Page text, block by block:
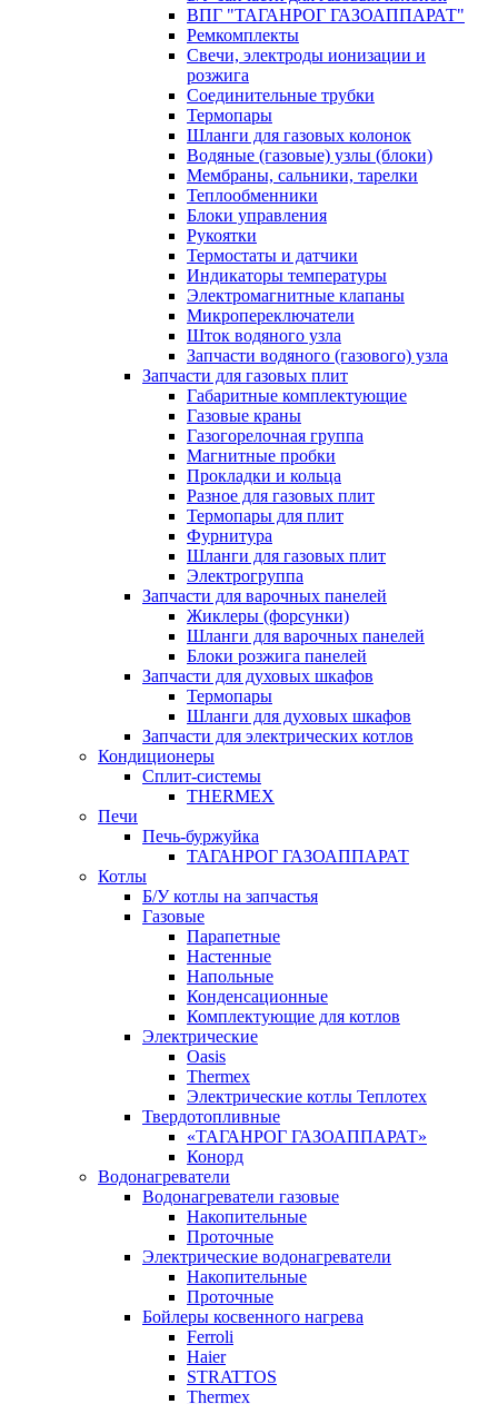
ВПГ "ТАГАНРОГ ГАЗОАППАРАТ"
Ремкомплекты
Свечи, электроды ионизации и
розжига
Соединительные трубки
Термопары
Шланги для газовых колонок
Водяные (газовые) узлы (блоки)
Мембраны, сальники, тарелки
Теплообменники
Блоки управления
Рукоятки
Термостаты и датчики
Индикаторы температуры
Электромагнитные клапаны
Микропереключатели
Шток водяного узла
Запчасти водяного (газового) узла
Запчасти для газовых плит
Габаритные комплектующие
Газовые краны
Газогорелочная группа
Магнитные пробки
Прокладки и кольца
Разное для газовых плит
Термопары для плит
Фурнитура
Шланги для газовых плит
Электрогруппа
Запчасти для варочных панелей
Жиклеры (форсунки)
Шланги для варочных панелей
Блоки розжига панелей
Запчасти для духовых шкафов
Термопары
Шланги для духовых шкафов
Запчасти для электрических котлов
Кондиционеры
Сплит-системы
THERMEX
Печи
Печь-буржуйка
ТАГАНРОГ ГАЗОАППАРАТ
Котлы
Б/У котлы на запчастья
Газовые
Парапетные
Настенные
Напольные
Конденсационные
Комплектующие для котлов
Электрические
Oasis
Thermex
Электрические котлы Теплотех
Твердотопливные
«ТАГАНРОГ ГАЗОАППАРАТ»
Конорд
Водонагреватели
Водонагреватели газовые
Накопительные
Проточные
Электрические водонагреватели
Накопительные
Проточные
Бойлеры косвенного нагрева
Ferroli
Haier
STRATTOS
Thermex